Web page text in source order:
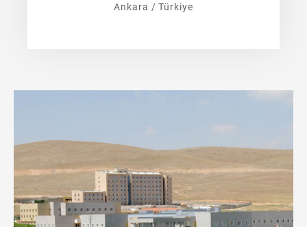
Ankara / Türkiye